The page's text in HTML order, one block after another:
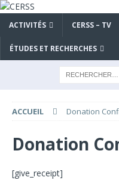
ACTIVITÉS CERSS – TV
ÉTUDES ET RECHERCHES
ACCUEIL Donation
Donation
[give_receipt]